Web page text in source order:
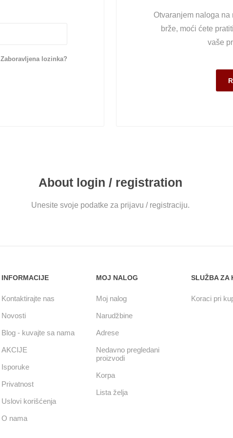
Otvaranjem naloga
brže, moći ćete
vaše
Zaboravljena lozinka?
About login / registration
Unesite svoje podatke za prijavu / registraciju.
INFORMACIJE
Kontaktirajte nas
Novosti
Blog - kuvajte sa nama
AKCIJE
Isporuke
Privatnost
Uslovi korišćenja
O nama
MOJ NALOG
Moj nalog
Narudžbine
Adrese
Nedavno pregledani
proizvodi
Korpa
Lista želja
SLUŽBA ZA
Koraci pri